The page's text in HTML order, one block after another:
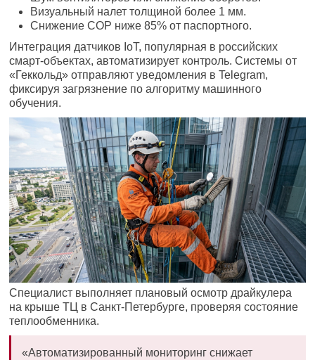
Визуальный налет толщиной более 1 мм.
Снижение COP ниже 85% от паспортного.
Интеграция датчиков IoT, популярная в российских
смарт-объектах, автоматизирует контроль. Системы от
«Геккольд» отправляют уведомления в Telegram,
фиксируя загрязнение по алгоритму машинного
обучения.
Специалист выполняет плановый осмотр драйкулера
на крыше ТЦ в Санкт-Петербурге, проверяя состояние
теплообменника.
«Автоматизированный мониторинг снижает